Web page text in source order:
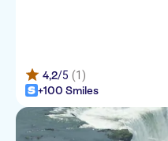
4,2/5 (1)
+100 Smiles